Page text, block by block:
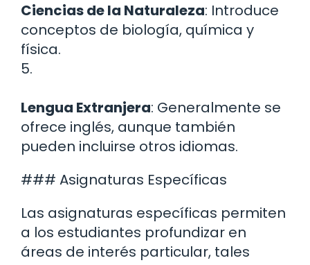
Ciencias de la Naturaleza: Introduce
conceptos de biología, química y
física.
5.
Lengua Extranjera: Generalmente se
ofrece inglés, aunque también
pueden incluirse otros idiomas.
### Asignaturas Específicas
Las asignaturas específicas permiten
a los estudiantes profundizar en
áreas de interés particular, tales